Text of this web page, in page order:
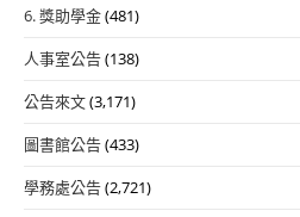
6. 獎助學金(481)
人事室公告(138)
公告來文(3,171)
圖書館公告(433)
學務處公告(2,721)